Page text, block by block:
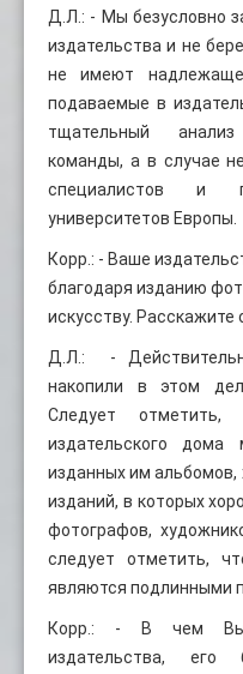
Д.Л.: - Мы безусловно
издательства и не
не имеют
подаваемые в
тщательный
команды, а в случае
специалистов и
университетов Европы.
Корр.: - Ваше
благодаря изданию
искусству. Расскажите
Д.Л.: -
накопили в этом
Следует
издательского
изданных им альбомов,
изданий, в которых
фотографов,
следует отметить,
являются подлинными
Корр.: - В чем Вы
издательства, его